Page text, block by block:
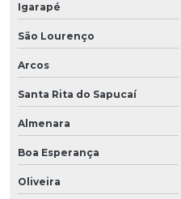
Igarapé
São Lourenço
Arcos
Santa Rita do Sapucaí
Almenara
Boa Esperança
Oliveira